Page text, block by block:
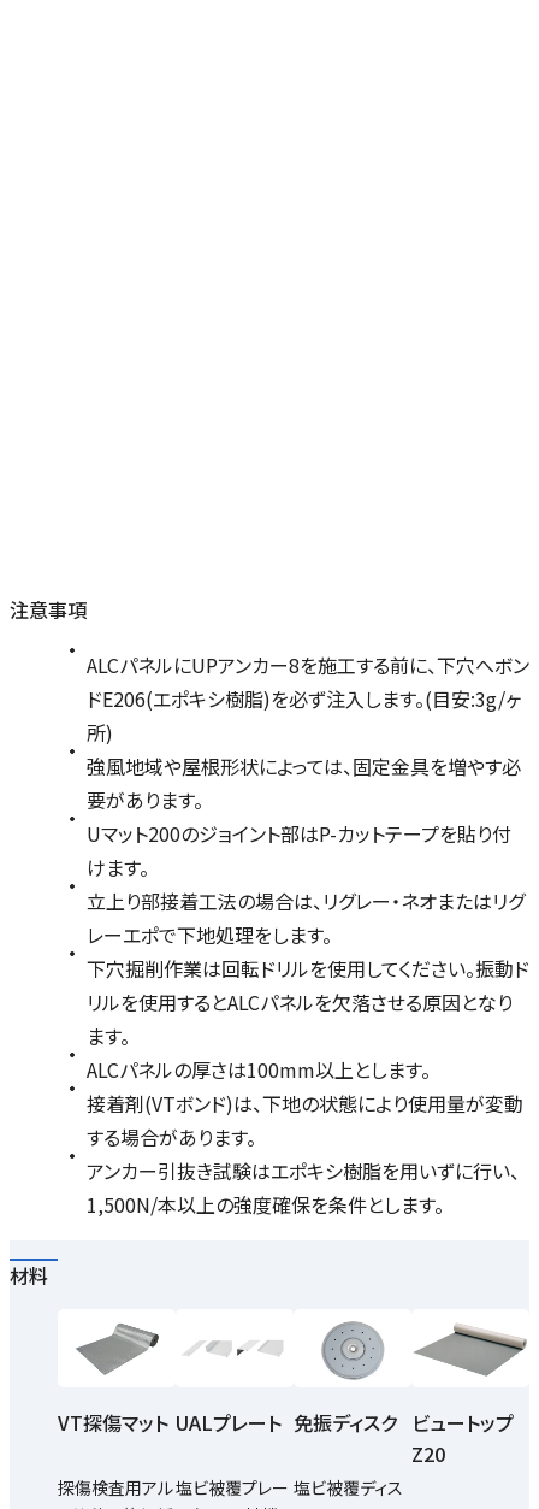
注意事項
ALCパネルにUPアンカー8を施工する前に、下穴へボン
ドE206(エポキシ樹脂)を必ず注入します。(目安:3g/ヶ
所)
強風地域や屋根形状によっては、固定金具を増やす必
要があります。
Uマット200のジョイント部はP-カットテープを貼り付
けます。
立上り部接着工法の場合は、リグレー・ネオまたはリグ
レーエポで下地処理をします。
下穴掘削作業は回転ドリルを使用してください。振動ド
リルを使用するとALCパネルを欠落させる原因となり
ます。
ALCパネルの厚さは100mm以上とします。
接着剤(VTボンド)は、下地の状態により使用量が変動
する場合があります。
アンカー引抜き試験はエポキシ樹脂を用いずに行い、
1,500N/本以上の強度確保を条件とします。
材料
VT探傷マット
探傷検査用アル
UALプレート
塩ビ被覆プレー
免振ディスク
塩ビ被覆ディス
ビュートップ
Z20